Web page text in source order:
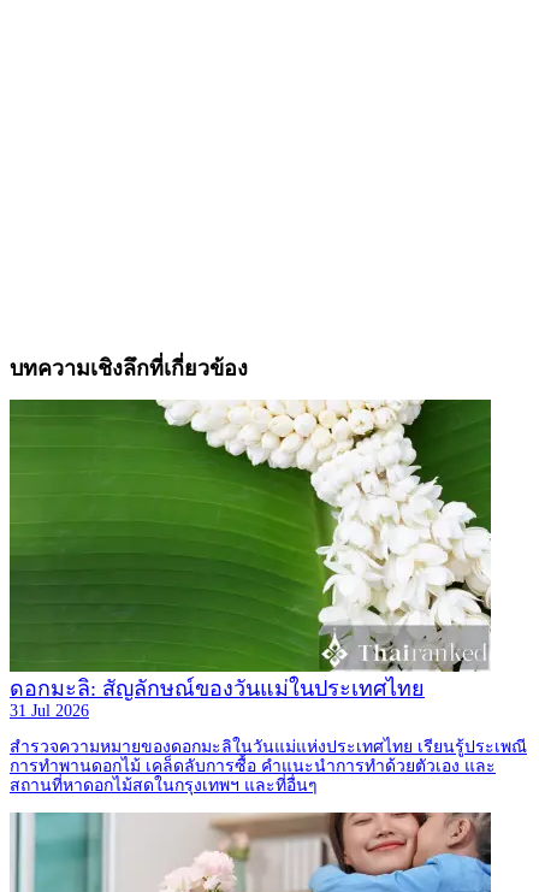
บทความเชิงลึกที่เกี่ยวข้อง
ดอกมะลิ: สัญลักษณ์ของวันแม่ในประเทศไทย
31 Jul 2026
สำรวจความหมายของดอกมะลิในวันแม่แห่งประเทศไทย เรียนรู้ประเพณี
การทำพานดอกไม้ เคล็ดลับการซื้อ คำแนะนำการทำด้วยตัวเอง และ
สถานที่หาดอกไม้สดในกรุงเทพฯ และที่อื่นๆ